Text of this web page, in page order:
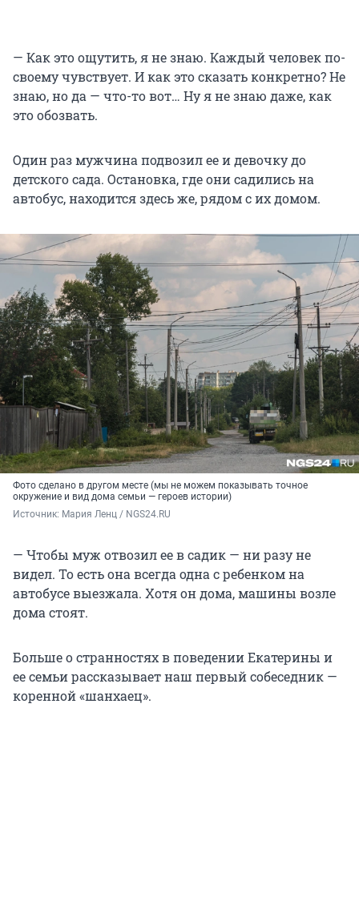
— Как это ощутить, я не знаю. Каждый человек по-
своему чувствует. И как это сказать конкретно? Не
знаю, но да — что-то вот… Ну я не знаю даже, как
это обозвать.
Один раз мужчина подвозил ее и девочку до
детского сада. Остановка, где они садились на
автобус, находится здесь же, рядом с их домом.
Фото сделано в другом месте (мы не можем показывать точное
окружение и вид дома семьи — героев истории)
Источник: Мария Ленц / NGS24.RU
— Чтобы муж отвозил ее в садик — ни разу не
видел. То есть она всегда одна с ребенком на
автобусе выезжала. Хотя он дома, машины возле
дома стоят.
Больше о странностях в поведении Екатерины и
ее семьи рассказывает наш первый собеседник —
коренной «шанхаец».